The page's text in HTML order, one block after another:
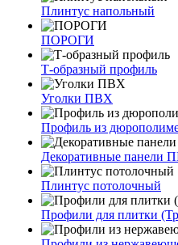
Плинтус напольный
ПОРОГИ
Т-образный профиль
Уголки ПВХ
Профиль из
Декоративные панели
Плинтус потолочный
Профили для плитки